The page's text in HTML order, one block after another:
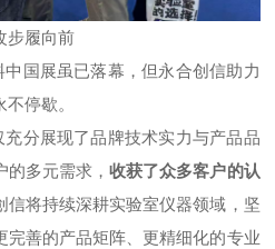
步履向前
国展虽已落幕，但永合创信助力
停歇。
分展现了品牌技术实力与产品品
的多元需求，收获了众多客户的认
信将持续深耕实验室仪器领域，坚
完善的产品矩阵、更精细化的专业